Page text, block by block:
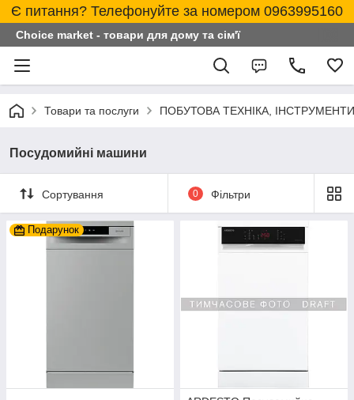
Є питання? Телефонуйте за номером 0963995160
Choice market - товари для дому та сім'ї
Товари та послуги ПОБУТОВА ТЕХНІКА,
Посудомийні машини
Сортування 0 Фільтри
Подарунок